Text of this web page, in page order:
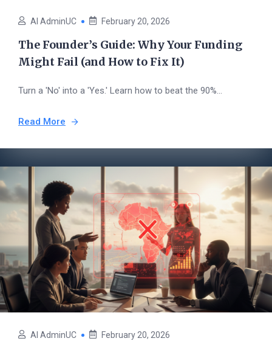
AI AdminUC February 20, 2026
The Founder’s Guide: Why Your Funding
Might Fail (and How to Fix It)
Turn a 'No' into a 'Yes.' Learn how to beat the 90%...
Read More
AI AdminUC February 20, 2026